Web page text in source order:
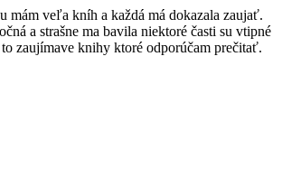
mám veľa kníh a každá má dokazala zaujať.
a strašne ma bavila niektoré časti su vtipné
to zaujímave knihy ktoré odporúčam prečitať.